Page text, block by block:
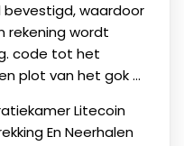
bevestigd, waardoor
rekening wordt
code tot het
plot van het gok ...
Litecoin
En Neerhalen